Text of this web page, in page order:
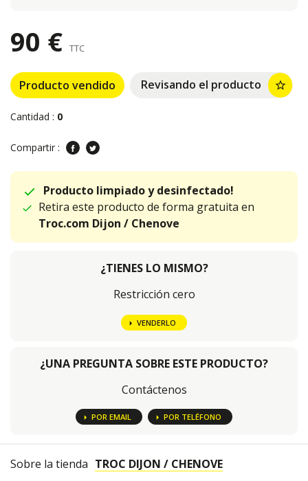
90 € TTC
Producto vendido Revisando el producto star_border
Cantidad : 0
Compartir :
Producto limpiado y desinfectado!
Retira este producto de forma gratuita en
Troc.com Dijon / Chenove
¿TIENES LO MISMO?
Restricción cero
VENDERLO
¿UNA PREGUNTA SOBRE ESTE PRODUCTO?
Contáctenos
POR EMAIL POR TELÉFONO
Sobre la tienda TROC DIJON / CHENOVE